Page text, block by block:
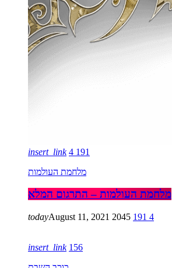
insert_link 4 191
מלחמת העולמות
מלחמת העולמות – התרגום המלא
todayAugust 11, 2021 2045 191 4
insert_link 156